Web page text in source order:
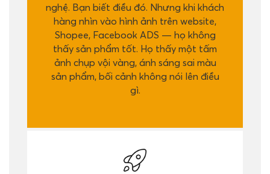
nghệ. Bạn biết điều đó. Nhưng khi khách
hàng nhìn vào hình ảnh trên website,
Shopee, Facebook ADS — họ không
thấy sản phẩm tốt. Họ thấy một tấm
ảnh chụp vội vàng, ánh sáng sai màu
sản phẩm, bối cảnh không nói lên điều
gì.